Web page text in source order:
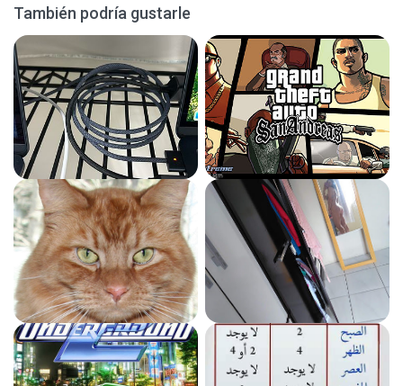
También podría gustarle